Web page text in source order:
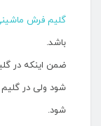
گلیم فرش
باشد.
ضمن اینکه در
شود ولی در
شود.